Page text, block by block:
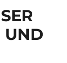
UND